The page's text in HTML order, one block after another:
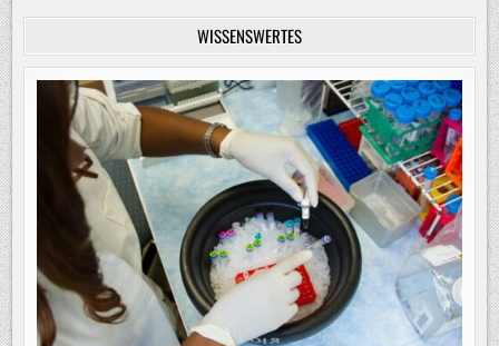
WISSENSWERTES